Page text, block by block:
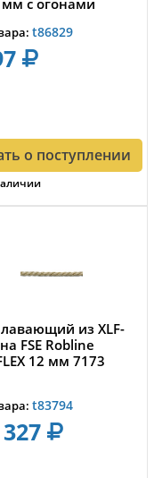
t86829
о поступлении
из XLF-
FSE Robline
12 мм 7173
t83794